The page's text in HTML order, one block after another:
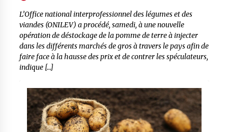
L’Office national interprofessionnel des légumes et des
viandes (ONILEV) a procédé, samedi, à une nouvelle
opération de déstockage de la pomme de terre à injecter
dans les différents marchés de gros à travers le pays afin de
faire face à la hausse des prix et de contrer les spéculateurs,
indique […]